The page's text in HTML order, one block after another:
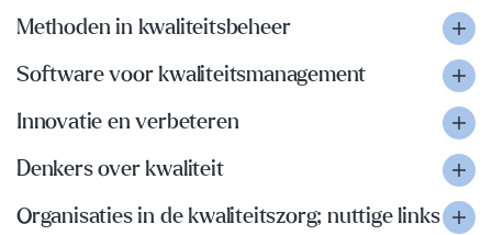
Methoden in kwaliteitsbeheer
Software voor kwaliteitsmanagement
Innovatie en verbeteren
Denkers over kwaliteit
Organisaties in de kwaliteitszorg; nuttige links